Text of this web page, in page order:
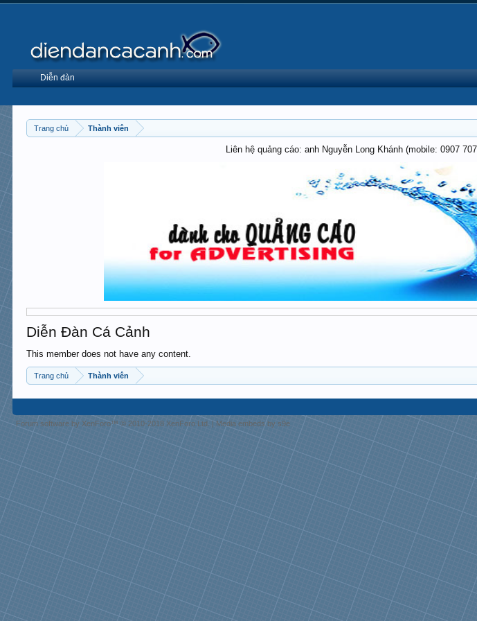
Trang chủ Thành viên
Liên hệ quảng cáo: anh Nguyễn Long Khánh (mobile: 0907
Diễn Đàn Cá Cảnh
This member does not have any content.
Trang chủ Thành viên
Diễn đàn
Forum software by XenForo™© 2010-2018 XenForo Ltd. | Media embeds by s9e